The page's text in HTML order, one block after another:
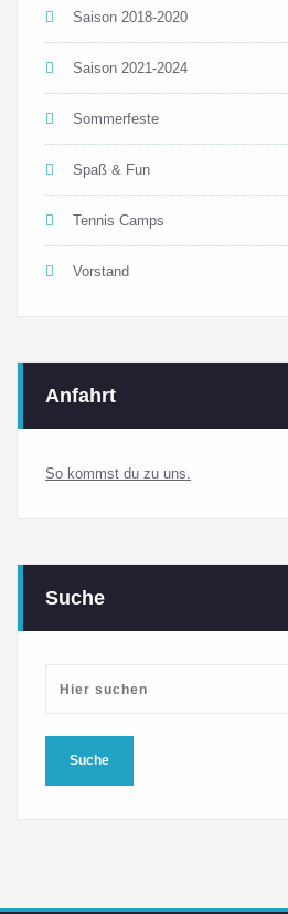
Saison 2018-2020
Saison 2021-2024
Sommerfeste
Spaß & Fun
Tennis Camps
Vorstand
Anfahrt
So kommst du zu uns.
Suche